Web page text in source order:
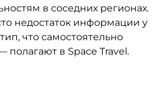
в соседних регионах.
недостаток информации у
что самостоятельно
полагают в Space Travel.